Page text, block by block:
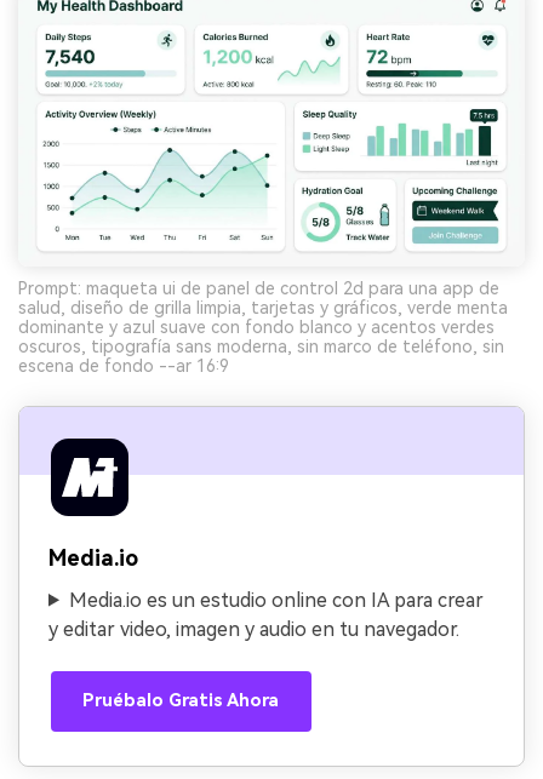
Prompt: maqueta ui de panel de control 2d para una app de
salud, diseño de grilla limpia, tarjetas y gráficos, verde menta
dominante y azul suave con fondo blanco y acentos verdes
oscuros, tipografía sans moderna, sin marco de teléfono, sin
escena de fondo --ar 16:9
Media.io
Media.io es un estudio online con IA para crear
y editar video, imagen y audio en tu navegador.
Pruébalo Gratis Ahora